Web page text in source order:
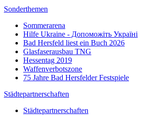
Sonderthemen
Sommerarena
Hilfe Ukraine - Допоможіть Україні
Bad Hersfeld liest ein Buch 2026
Glasfaserausbau TNG
Hessentag 2019
Waffenverbotszone
75 Jahre Bad Hersfelder Festspiele
Städtepartnerschaften
Städtepartnerschaften